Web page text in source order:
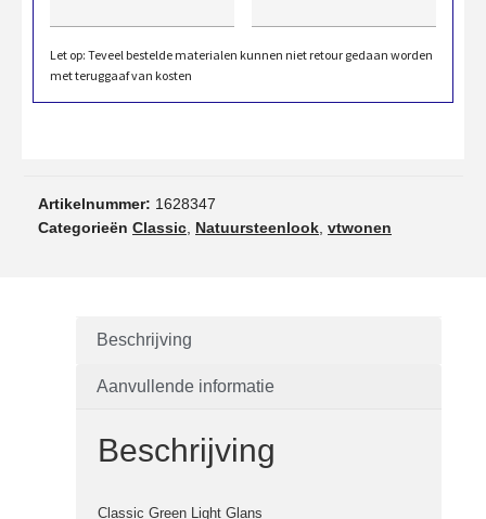
Let op: Teveel bestelde materialen kunnen niet retour gedaan worden
met teruggaaf van kosten
Artikelnummer: 1628347
Categorieën Classic, Natuursteenlook, vtwonen
Beschrijving
Aanvullende informatie
Beschrijving
Classic Green Light Glans